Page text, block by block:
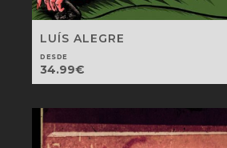
LUÍS ALEGRE
DESDE
34.99€